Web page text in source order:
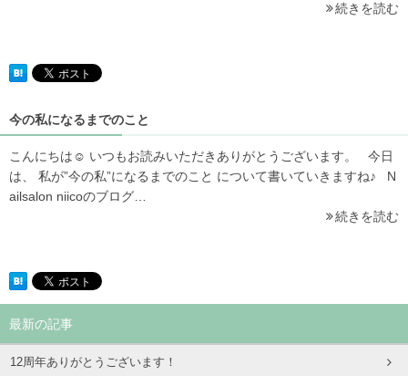
続きを読む
今の私になるまでのこと
こんにちは☺️ いつもお読みいただきありがとうございます。 今日
は、 私が”今の私”になるまでのこと について書いていきますね♪ N
ailsalon niicoのブログ…
続きを読む
最新の記事
12周年ありがとうございます！